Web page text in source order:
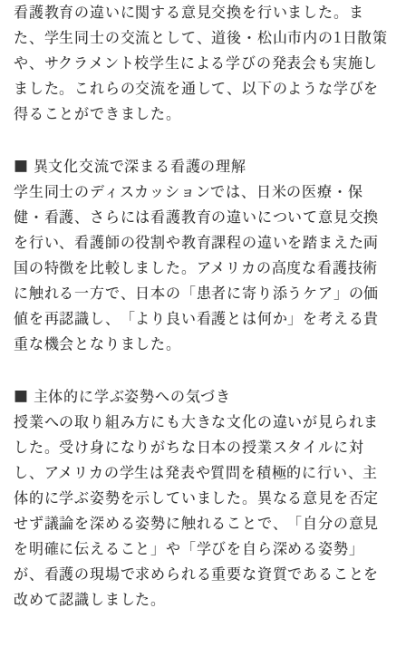
看護教育の違いに関する意見交換を行いました。ま
た、学生同士の交流として、道後・松山市内の1日散策
や、サクラメント校学生による学びの発表会も実施し
ました。これらの交流を通して、以下のような学びを
得ることができました。
■ 異文化交流で深まる看護の理解
学生同士のディスカッションでは、日米の医療・保
健・看護、さらには看護教育の違いについて意見交換
を行い、看護師の役割や教育課程の違いを踏まえた両
国の特徴を比較しました。アメリカの高度な看護技術
に触れる一方で、日本の「患者に寄り添うケア」の価
値を再認識し、「より良い看護とは何か」を考える貴
重な機会となりました。
■ 主体的に学ぶ姿勢への気づき
授業への取り組み方にも大きな文化の違いが見られま
した。受け身になりがちな日本の授業スタイルに対
し、アメリカの学生は発表や質問を積極的に行い、主
体的に学ぶ姿勢を示していました。異なる意見を否定
せず議論を深める姿勢に触れることで、「自分の意見
を明確に伝えること」や「学びを自ら深める姿勢」
が、看護の現場で求められる重要な資質であることを
改めて認識しました。